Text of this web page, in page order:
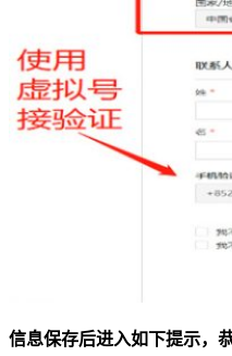
信息保存后进入如下提示，